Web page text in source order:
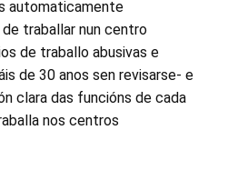
automaticamente
traballar nun centro
de traballo abusivas e
de 30 anos sen revisarse- e
clara das funcións de cada
nos centros